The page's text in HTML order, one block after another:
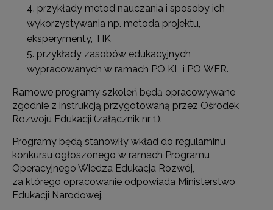
przykłady metod nauczania i sposoby ich
wykorzystywania np. metoda projektu,
eksperymenty, TIK
przykłady zasobów edukacyjnych
wypracowanych w ramach PO KL i PO WER.
Ramowe programy szkoleń będą opracowywane
zgodnie z instrukcją przygotowaną przez Ośrodek
Rozwoju Edukacji (załącznik nr 1).
Programy będą stanowiły wkład do regulaminu
konkursu ogłoszonego w ramach Programu
Operacyjnego Wiedza Edukacja Rozwój,
za którego opracowanie odpowiada Ministerstwo
Edukacji Narodowej.